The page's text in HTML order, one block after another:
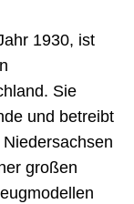
1930, ist
Sie
und betreibt
großen